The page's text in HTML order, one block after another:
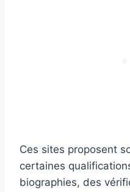
Ces sites proposent
certaines
biographies, des